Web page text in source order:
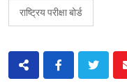
राष्ट्रिय परीक्षा बोर्ड